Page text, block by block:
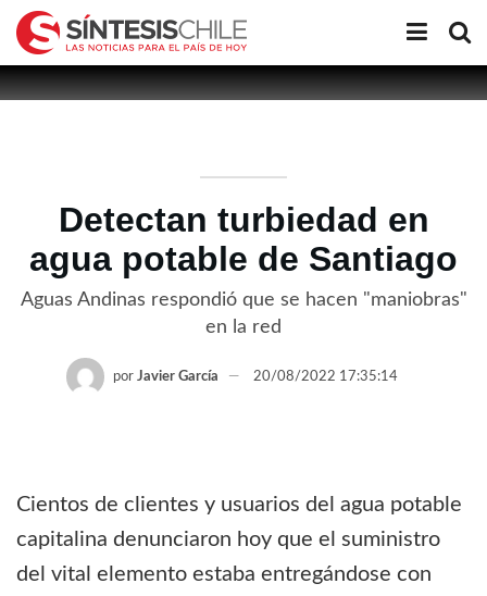
Detectan turbiedad en
agua potable de Santiago
Aguas Andinas respondió que se hacen "maniobras"
en la red
por Javier García 20/08/2022 17:35:14
Cientos de clientes y usuarios del agua potable
capitalina denunciaron hoy que el suministro
del vital elemento estaba entregándose con